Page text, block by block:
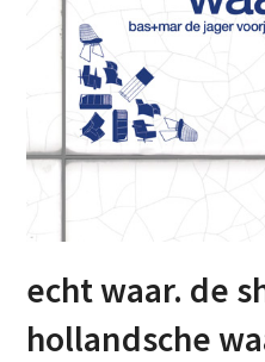
echt waar. de
hollandsche